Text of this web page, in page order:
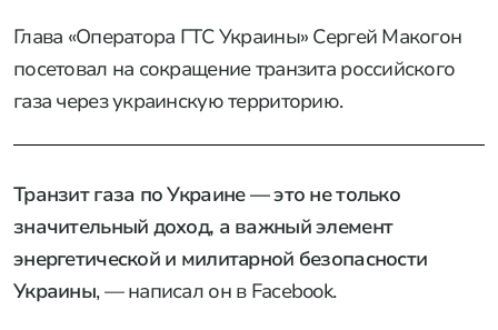
Глава «Оператора ГТC Украины» Сергей Макогон
посетовал на сокращение транзита российского
газа через украинскую территорию.
Транзит газа по Украине — это не только
значительный доход, а важный элемент
энергетичеcкой и милитaрной безопасности
Украины, — написал он в Facebook.